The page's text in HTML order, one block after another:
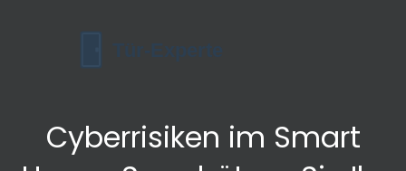
Cyberrisiken im Smart